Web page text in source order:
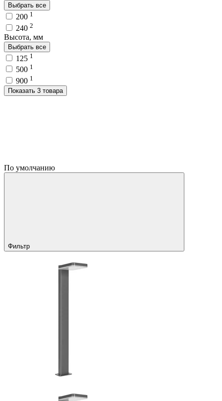
Выбрать все
200 1
240 2
Высота, мм
Выбрать все
125 1
500 1
900 1
Показать 3 товара
По умолчанию
Фильтр